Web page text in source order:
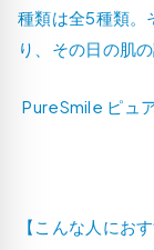
種類は全5種類。
り、その日の肌
PureSmile ピュ
【こんな人におす